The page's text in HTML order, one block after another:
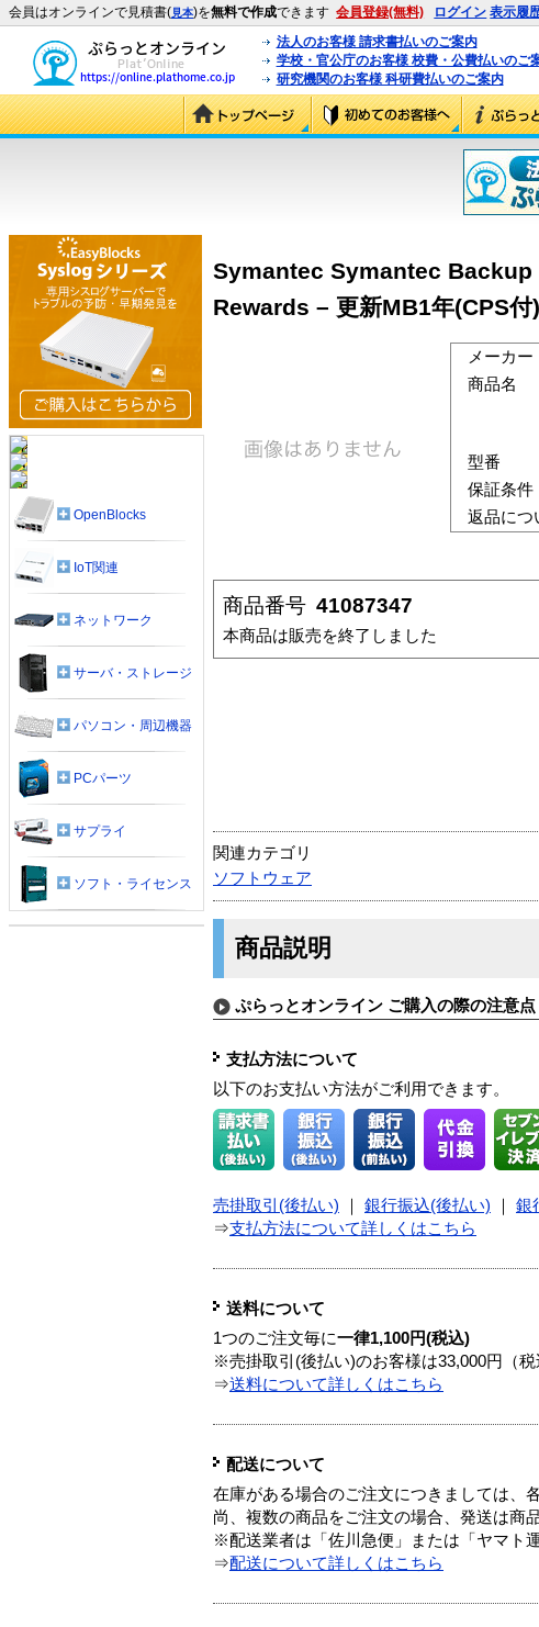
会員はオンラインで見積書(見本)を無料で作成できます 会員登録(無料) ログイン 表示履
法人のお客様 請求書払いのご案内
学校・官公庁のお客様 校費・公費払いのご
研究機関のお客様 科研費払いのご案内
Symantec Symantec
Rewards – 更新MB1年(CPS
メーカー
商品名
型番
保証条件
返品につ
商品番号 41087347
本商品は販売を終了しました
関連カテゴリ
ソフトウェア
商品説明
ぷらっとオンライン ご購入の際の注意点
支払方法について
以下のお支払い方法がご利用できます。
売掛取引(後払い) 銀行振込(後払い) 銀
⇒支払方法について詳しくはこちら
送料について
1つのご注文毎に一律1,100円(税込)
※売掛取引(後払い)のお客様は33,000円（税
⇒送料について詳しくはこちら
配送について
在庫がある場合のご注文につきましては、
尚、複数の商品をご注文の場合、発送は商
※配送業者は「佐川急便」または「ヤマト
⇒配送について詳しくはこちら
OpenBlocks
IoT関連
ネットワーク
サーバ・ストレージ
パソコン・周辺機器
PCパーツ
サプライ
ソフト・ライセンス